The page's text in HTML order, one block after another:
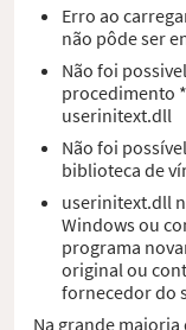
Erro ao
não pôde ser
Não foi
procedimento
userinitext.dll
Não foi
biblioteca de
userinitext.dll
Windows ou
programa
original ou
fornecedor do
Na grande